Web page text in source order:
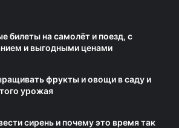
билеты на самолёт и поезд, с
и выгодными ценами
фрукты и овощи в саду и
урожая
сирень и почему это время так